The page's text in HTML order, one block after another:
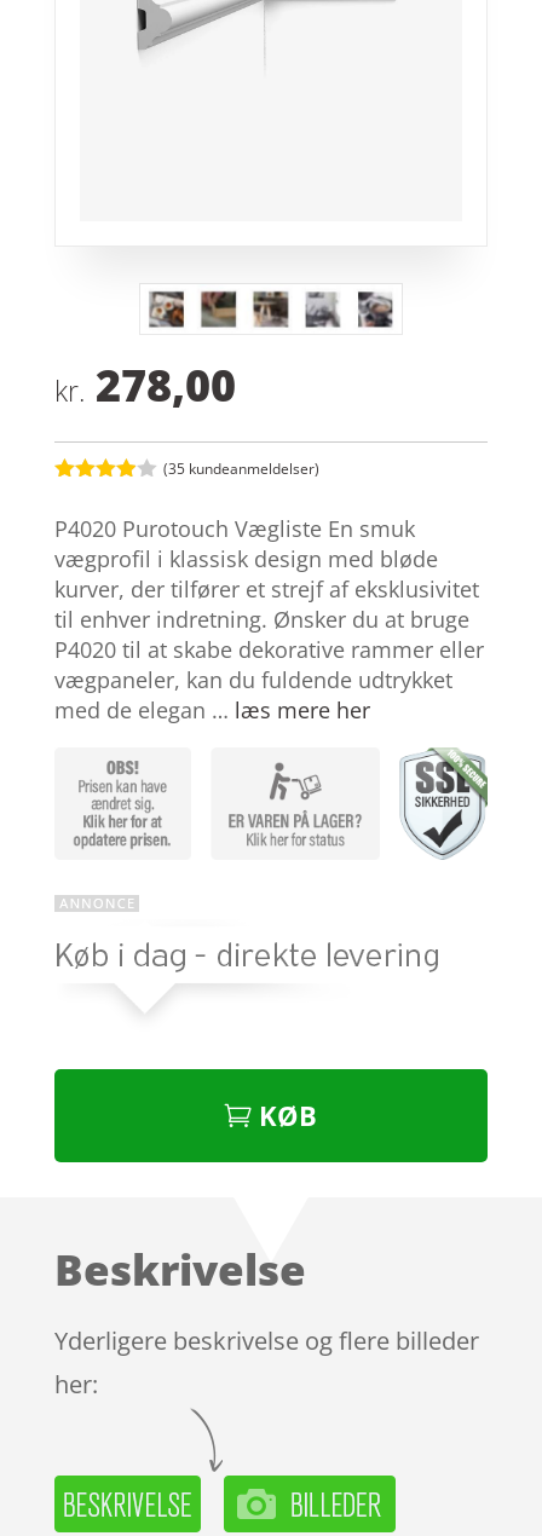
kr. 278,00
ud af 5
baseret
på
kundebed
ømmelse
r
(35 kundeanmeldelser)
P4020 Purotouch Vægliste En smuk
vægprofil i klassisk design med bløde
kurver, der tilfører et strejf af eksklusivitet
til enhver indretning. Ønsker du at bruge
P4020 til at skabe dekorative rammer eller
vægpaneler, kan du fuldende udtrykket
med de elegan … læs mere her
KØB
Beskrivelse
Yderligere beskrivelse og flere billeder
her: